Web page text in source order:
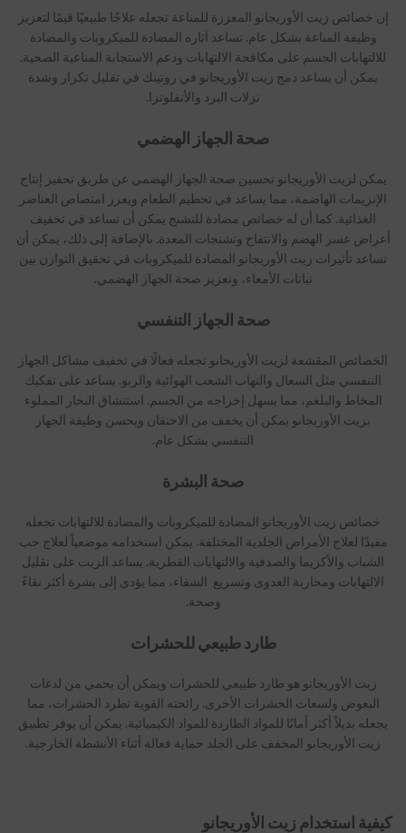
إن خصائص زيت الأوريجانو المعززة للمناعة تجعله علاجًا طبيعيًا قيمًا لتعزيز
وظيفة المناعة بشكل عام. تساعد آثاره المضادة للميكروبات والمضادة
للالتهابات الجسم على مكافحة الالتهابات ودعم الاستجابة المناعية الصحية.
يمكن أن يساعد دمج زيت الأوريجانو في روتينك في تقليل تكرار وشدة
نزلات البرد والأنفلونزا.
صحة الجهاز الهضمي
يمكن لزيت الأوريجانو تحسين صحة الجهاز الهضمي عن طريق تحفيز إنتاج
الإنزيمات الهاضمة، مما يساعد في تحطيم الطعام ويعزز امتصاص العناصر
الغذائية. كما أن له خصائص مضادة للتشنج يمكن أن تساعد في تخفيف
أعراض عسر الهضم والانتفاخ وتشنجات المعدة. بالإضافة إلى ذلك، يمكن أن
تساعد تأثيرات زيت الأوريجانو المضادة للميكروبات في تحقيق التوازن بين
نباتات الأمعاء، وتعزيز صحة الجهاز الهضمي.
صحة الجهاز التنفسي
الخصائص المقشعة لزيت الأوريجانو تجعله فعالًا في تخفيف مشاكل الجهاز
التنفسي مثل السعال والتهاب الشعب الهوائية والربو. يساعد على تفكيك
المخاط والبلغم، مما يسهل إخراجه من الجسم. استنشاق البخار المملوء
بزيت الأوريجانو يمكن أن يخفف من الاحتقان ويحسن وظيفة الجهاز
التنفسي بشكل عام.
صحة البشرة
خصائص زيت الأوريجانو المضادة للميكروبات والمضادة للالتهابات تجعله
مفيدًا لعلاج الأمراض الجلدية المختلفة. يمكن استخدامه موضعياً لعلاج حب
الشباب والأكزيما والصدفية والالتهابات الفطرية. يساعد الزيت على تقليل
الالتهابات ومحاربة العدوى وتسريع الشفاء، مما يؤدي إلى بشرة أكثر نقاءً
وصحة.
طارد طبيعي للحشرات
زيت الأوريجانو هو طارد طبيعي للحشرات ويمكن أن يحمي من لدغات
البعوض ولسعات الحشرات الأخرى. رائحته القوية تطرد الحشرات، مما
يجعله بديلاً أكثر أمانًا للمواد الطاردة للمواد الكيميائية. يمكن أن يوفر تطبيق
زيت الأوريجانو المخفف على الجلد حماية فعالة أثناء الأنشطة الخارجية.
كيفية استخدام زيت الأوريجانو